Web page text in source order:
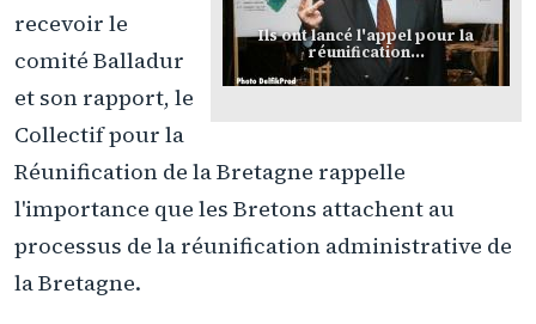
Ils ont lancé l'appel pour la
réunification...
recevoir le
comité Balladur
et son rapport, le
Collectif pour la
Réunification de la Bretagne rappelle
l'importance que les Bretons attachent au
processus de la réunification administrative de
la Bretagne.